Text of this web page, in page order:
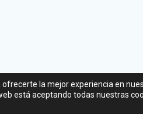
la mejor experiencia en
está aceptando todas nuestras